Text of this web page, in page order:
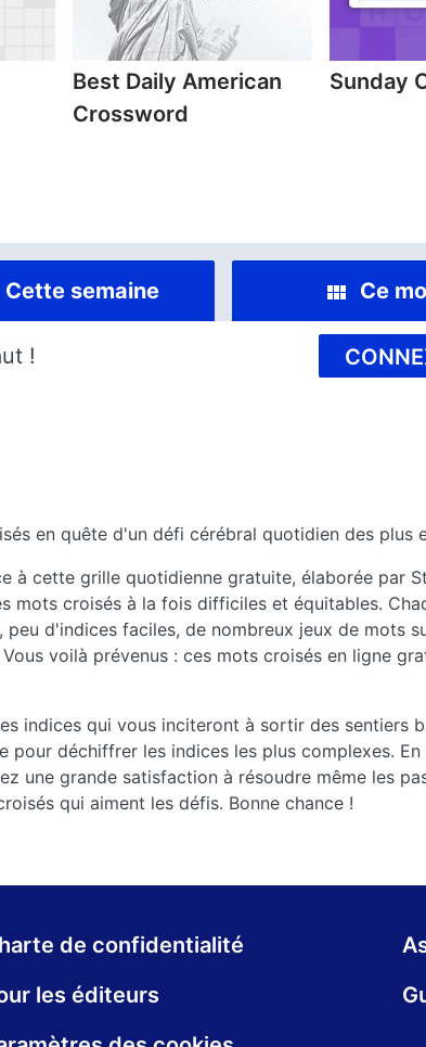
Best Daily American
Crossword
Sunday
Cette semaine Ce
!
en quête d'un défi cérébral quotidien des plus
à cette grille quotidienne gratuite, élaborée par
mots croisés à la fois difficiles et équitables.
d'indices faciles, de nombreux jeux de mots
voilà prévenus : ces mots croisés en ligne
indices qui vous inciteront à sortir des sentiers
pour déchiffrer les indices les plus complexes.
une grande satisfaction à résoudre même les
qui aiment les défis. Bonne chance !
de confidentialité
les éditeurs